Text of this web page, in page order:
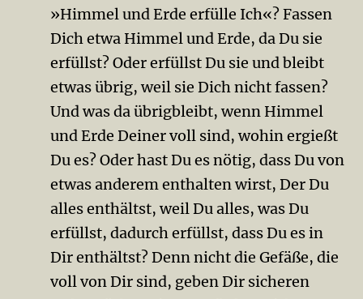
»Himmel und Erde erfülle Ich«? Fassen
Dich etwa Himmel und Erde, da Du sie
erfüllst? Oder erfüllst Du sie und bleibt
etwas übrig, weil sie Dich nicht fassen?
Und was da übrigbleibt, wenn Himmel
und Erde Deiner voll sind, wohin ergießt
Du es? Oder hast Du es nötig, dass Du von
etwas anderem enthalten wirst, Der Du
alles enthältst, weil Du alles, was Du
erfüllst, dadurch erfüllst, dass Du es in
Dir enthältst? Denn nicht die Gefäße, die
voll von Dir sind, geben Dir sicheren